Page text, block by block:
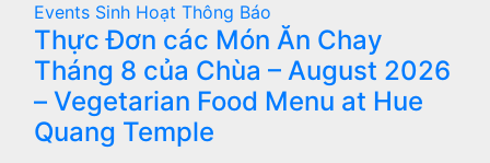
Events Sinh Hoạt Thông Báo
Thực Đơn các Món Ăn Chay
Tháng 8 của Chùa – August 2026
– Vegetarian Food Menu at Hue
Quang Temple